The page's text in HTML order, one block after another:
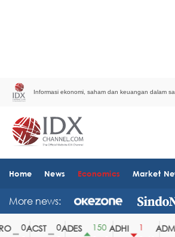
Informasi ekonomi, saham dan keuangan dalam
Home News Economics Market
More news:
ACST ADES
150 ADHI ADMF